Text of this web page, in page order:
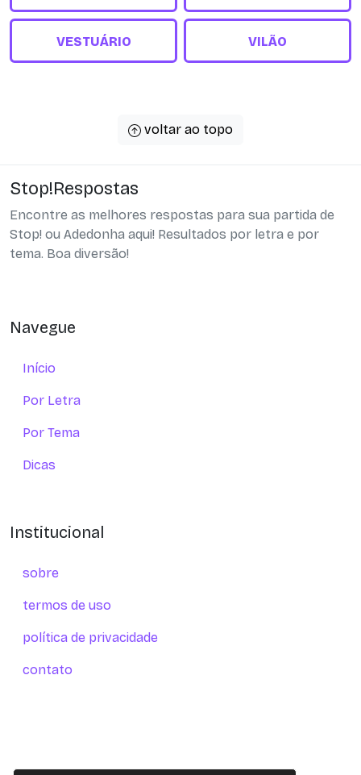
VESTUÁRIO VILÃO
voltar ao topo
Stop!Respostas
Encontre as melhores respostas para sua partida de
Stop! ou Adedonha aqui! Resultados por letra e por
tema. Boa diversão!
Navegue
Início
Por Letra
Por Tema
Dicas
Institucional
sobre
termos de uso
política de privacidade
contato